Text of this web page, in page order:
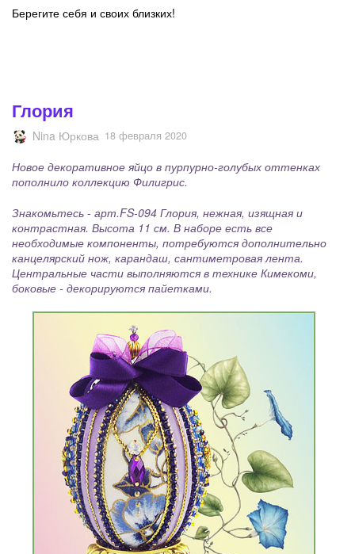
Берегите себя и своих близких!
Глория
Nina Юркова 18 февраля 2020
Новое декоративное яйцо в пурпурно-голубых оттенках
пополнило коллекцию Филигрис.
Знакомьтесь - арт.FS-094 Глория, нежная, изящная и
контрастная. Высота 11 см. В наборе есть все
необходимые компоненты, потребуются дополнительно
канцелярский нож, карандаш, сантиметровая лента.
Центральные части выполняются в технике Кимекоми,
боковые - декорируются пайетками.